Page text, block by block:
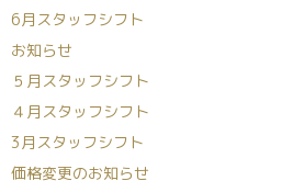
6月スタッフシフト
お知らせ
５月スタッフシフト
４月スタッフシフト
3月スタッフシフト
価格変更のお知らせ